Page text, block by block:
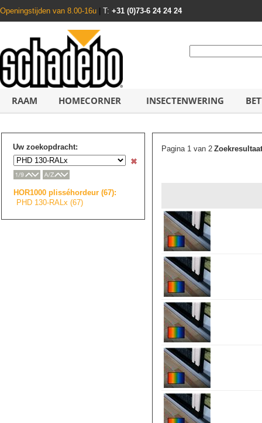
Openingstijden van 8.00-16u T: +31 (0)73-6 24 24 24
RAAM HOMECORNER INSECTENWERING
Uw zoekopdracht:
HOR1000 plisséhordeur (67):
PHD 130-RALx (67)
Pagina 1 van 2Zoekresultaat